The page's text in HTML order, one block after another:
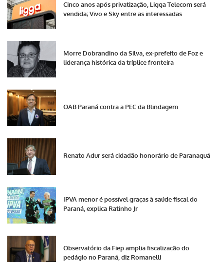
Cinco anos após privatização, Ligga Telecom será
vendida; Vivo e Sky entre as interessadas
Morre Dobrandino da Silva, ex-prefeito de Foz e
liderança histórica da tríplice fronteira
OAB Paraná contra a PEC da Blindagem
Renato Adur será cidadão honorário de Paranaguá
IPVA menor é possível graças à saúde fiscal do
Paraná, explica Ratinho Jr
Observatório da Fiep amplia fiscalização do
pedágio no Paraná, diz Romanelli